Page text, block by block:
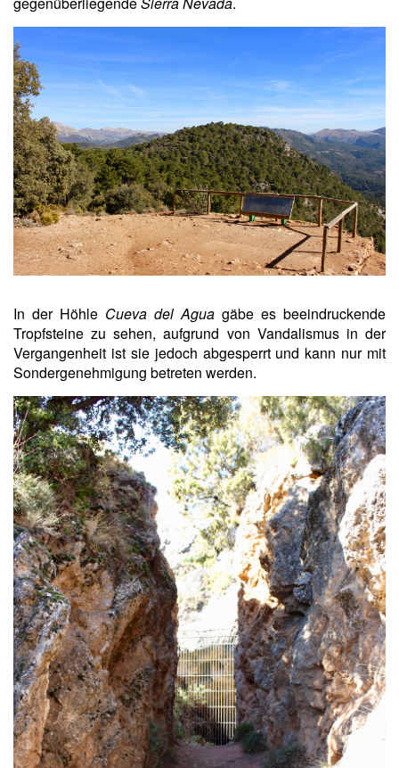
In der Höhle Cueva del Agua gäbe es beeindruckende
Tropfsteine zu sehen, aufgrund von Vandalismus in der
Vergangenheit ist sie jedoch abgesperrt und kann nur mit
Sondergenehmigung betreten werden.